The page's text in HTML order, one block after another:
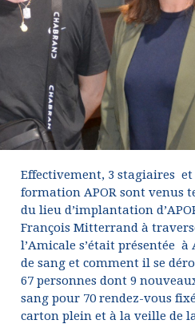
Effectivement, 3 stagiaires
formation APOR sont venus
du lieu d’implantation
François Mitterrand à
l’Amicale s’était présentée à
de sang et comment il se
67 personnes dont 9
sang pour 70 rendez-vous
carton plein et à la veille de